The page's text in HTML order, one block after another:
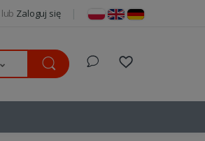
lub Zaloguj się